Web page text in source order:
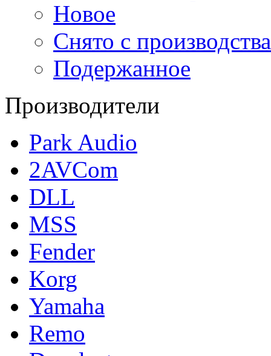
Новое
Снято с производства
Подержанное
Производители
Park Audio
2AVCom
DLL
MSS
Fender
Korg
Yamaha
Remo